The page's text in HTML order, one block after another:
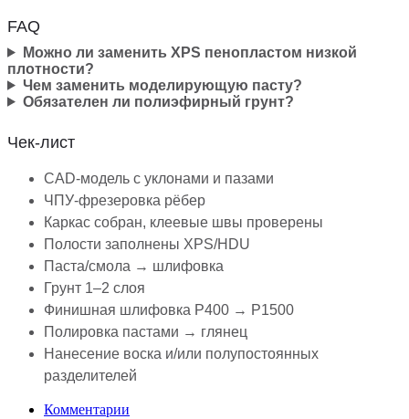
FAQ
Можно ли заменить XPS пенопластом низкой
плотности?
Чем заменить моделирующую пасту?
Обязателен ли полиэфирный грунт?
Чек-лист
CAD-модель с уклонами и пазами
ЧПУ-фрезеровка рёбер
Каркас собран, клеевые швы проверены
Полости заполнены XPS/HDU
Паста/смола → шлифовка
Грунт 1–2 слоя
Финишная шлифовка P400 → P1500
Полировка пастами → глянец
Нанесение воска и/или полупостоянных
разделителей
Комментарии